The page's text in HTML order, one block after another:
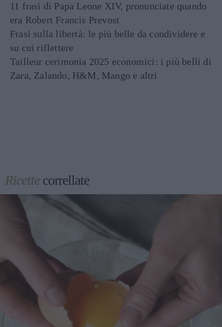
11 frasi di Papa Leone XIV, pronunciate quando
era Robert Francis Prevost
Frasi sulla libertà: le più belle da condividere e
su cui riflettere
Tailleur cerimonia 2025 economici: i più belli di
Zara, Zalando, H&M, Mango e altri
Ricettecorrellate